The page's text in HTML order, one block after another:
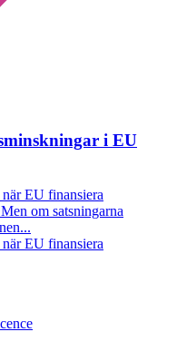
i EU
EU finansiera
om satsningarna
EU finansiera